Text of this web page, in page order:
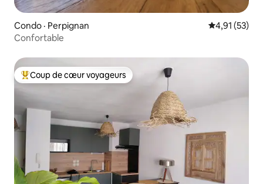
Condo · Perpignan Note
4,91 (53)
Confortable
Coup de cœur voyageurs parmi les plus aimés
Coup de cœur voyageurs